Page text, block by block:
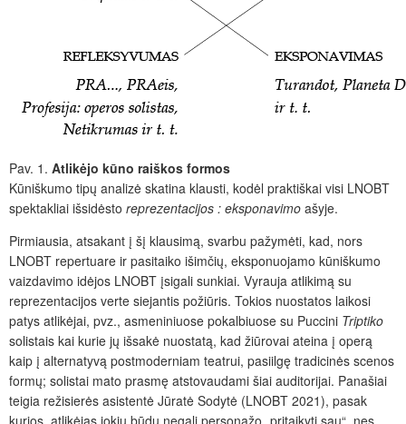
Pav. 1. Atlikėjo kūno raiškos formos
Kūniškumo tipų analizė skatina klausti, kodėl praktiškai visi LNOBT
spektakliai išsidėsto reprezentacijos : eksponavimo ašyje.
Pirmiausia, atsakant į šį klausimą, svarbu pažymėti, kad, nors
LNOBT repertuare ir pasitaiko išimčių, eksponuojamo kūniškumo
vaizdavimo idėjos LNOBT įsigali sunkiai. Vyrauja atlikimą su
reprezentacijos verte siejantis požiūris. Tokios nuostatos laikosi
patys atlikėjai, pvz., asmeniniuose pokalbiuose su Puccini Triptiko
solistais kai kurie jų išsakė nuostatą, kad žiūrovai ateina į operą
kaip į alternatyvą postmoderniam teatrui, pasiilgę tradicinės scenos
formų; solistai mato prasmę atstovaudami šiai auditorijai. Panašiai
teigia režisierės asistentė Jūratė Sodytė (LNOBT 2021), pasak